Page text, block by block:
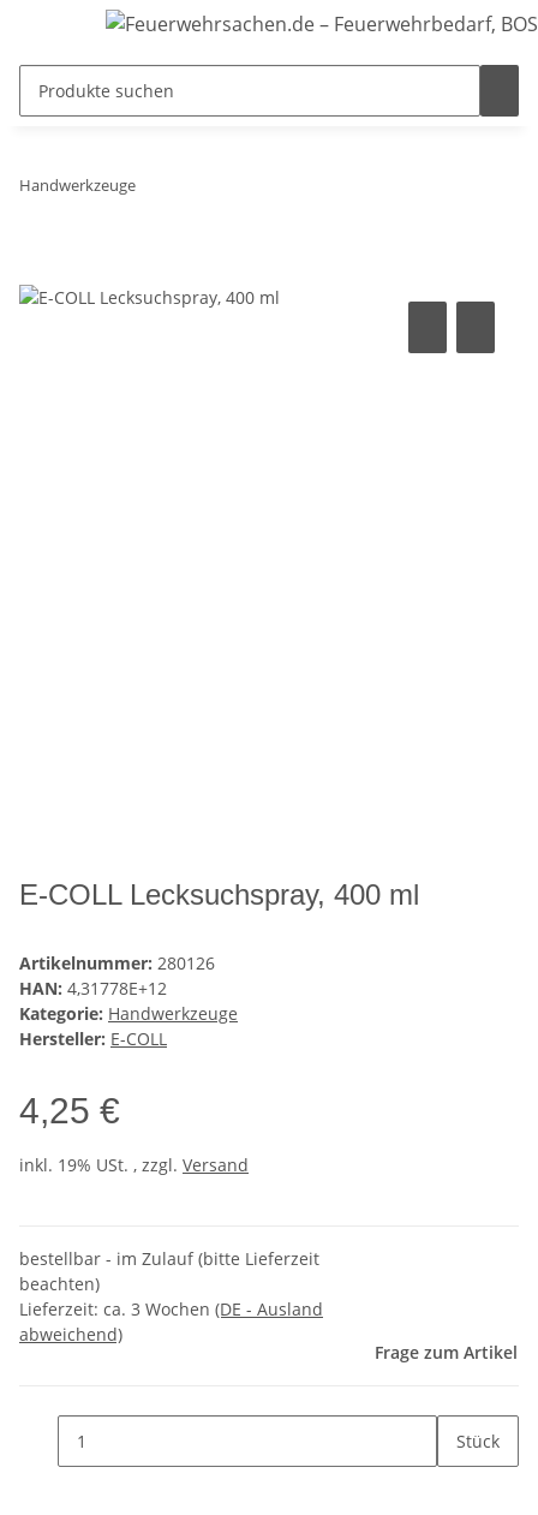
Handwerkzeuge
E-COLL Lecksuchspray, 400 ml
Artikelnummer: 280126
HAN: 4,31778E+12
Kategorie: Handwerkzeuge
Hersteller: E-COLL
4,25 €
inkl. 19% USt. , zzgl. Versand
bestellbar - im Zulauf (bitte Lieferzeit
beachten)
Lieferzeit: ca. 3 Wochen (DE - Ausland
abweichend)
Frage zum Artikel
Stück